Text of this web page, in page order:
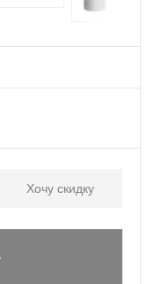
Хочу скидку